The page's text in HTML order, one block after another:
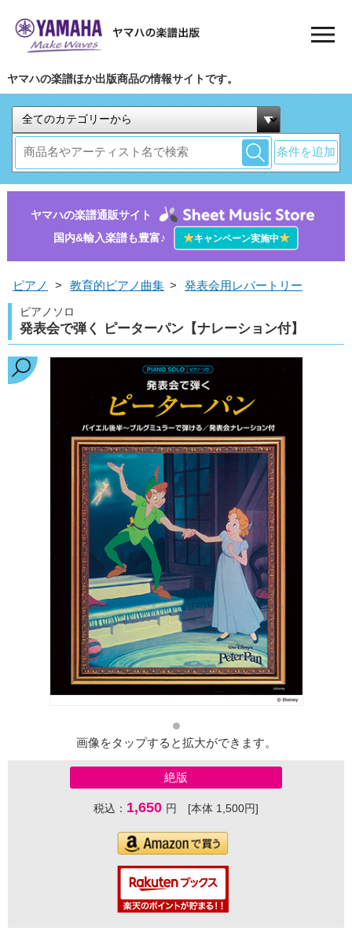
ヤマハの楽譜ほか出版商品の情報サイトです。
条件を追加
ヤマハの楽譜通販サイト
国内&輸入楽譜も豊富♪
★キャンペーン実施中★
ピアノ > 教育的ピアノ曲集 > 発表会用レパートリー
ピアノソロ
発表会で弾く ピーターパン【ナレーション付】
画像をタップすると拡大ができます。
絶版
税込： 1,650 円 [本体 1,500円]